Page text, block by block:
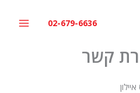
02-679-6636
קשר